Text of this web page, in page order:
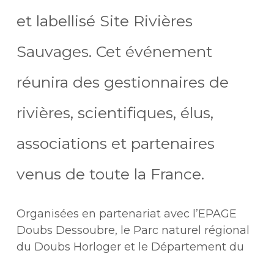
et labellisé Site Rivières
Sauvages. Cet événement
réunira des gestionnaires de
rivières, scientifiques, élus,
associations et partenaires
venus de toute la France.
Organisées en partenariat avec l’EPAGE
Doubs Dessoubre, le Parc naturel régional
du Doubs Horloger et le Département du